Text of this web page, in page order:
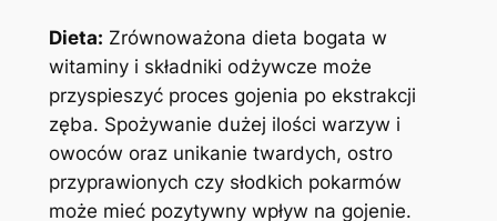
Dieta: Zrównoważona dieta bogata w
witaminy i składniki odżywcze ‍może
⁣przyspieszyć⁤ proces gojenia po‍ ekstrakcji
zęba. Spożywanie dużej ilości warzyw‌ i
owoców oraz unikanie ⁢twardych,‍ ostro
przyprawionych czy słodkich pokarmów
może mieć pozytywny wpływ na ⁣gojenie.